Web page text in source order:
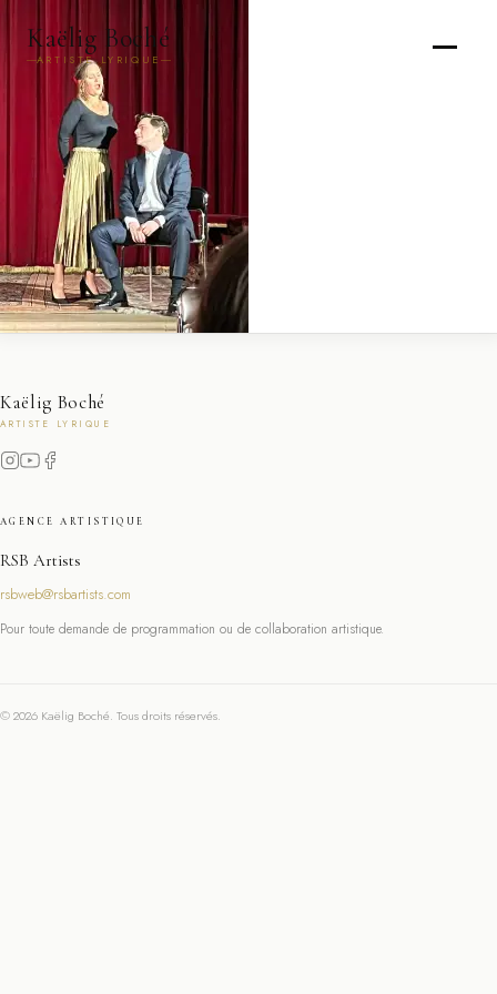
Kaëlig Boché
ARTISTE LYRIQUE
Kaëlig Boché
ARTISTE LYRIQUE
AGENCE ARTISTIQUE
RSB Artists
rsbweb@rsbartists.com
Pour toute demande de programmation ou de collaboration artistique.
© 2026 Kaëlig Boché. Tous droits réservés.